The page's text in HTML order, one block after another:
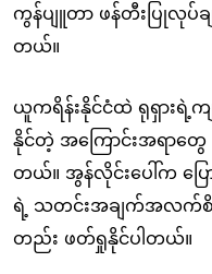
ကွန်ပျူတာ ဖန်တီးပြုလုပ်ခ
တယ်။
ယူကရိန်းနိုင်ငံထဲ ရုရှားရဲ့က
နိုင်တဲ့ အကြောင်းအရာတွေ
တယ်။ အွန်လိုင်းပေါ်က ပြ
ရဲ့ သတင်းအချက်အလက်
တည်း ဖတ်ရှုနိုင်ပါတယ်။